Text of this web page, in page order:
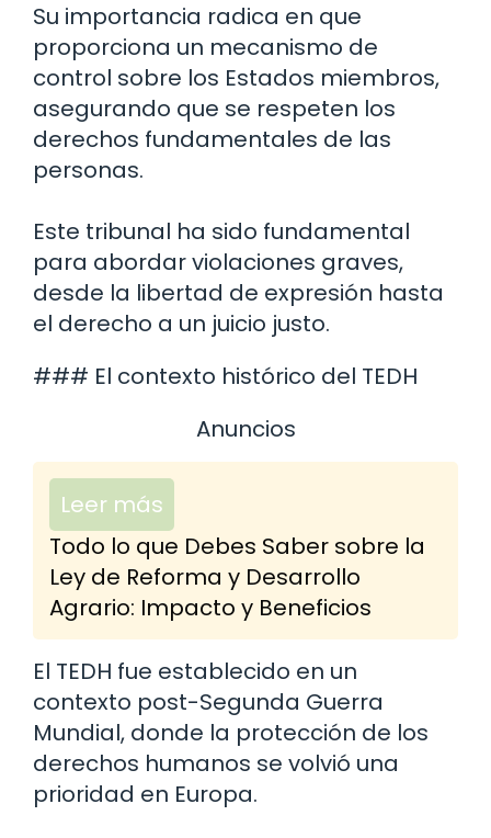
Su importancia radica en que
proporciona un mecanismo de
control sobre los Estados miembros,
asegurando que se respeten los
derechos fundamentales de las
personas.
Este tribunal ha sido fundamental
para abordar violaciones graves,
desde la libertad de expresión hasta
el derecho a un juicio justo.
### El contexto histórico del TEDH
Anuncios
Leer más
Todo lo que Debes Saber sobre la
Ley de Reforma y Desarrollo
Agrario: Impacto y Beneficios
El TEDH fue establecido en un
contexto post-Segunda Guerra
Mundial, donde la protección de los
derechos humanos se volvió una
prioridad en Europa.